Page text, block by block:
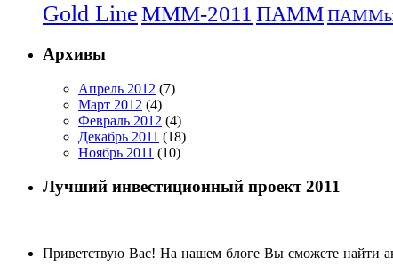
Gold LineМММ-2011 ПАММПАММы
Архивы
Апрель 2012 (7)
Март 2012 (4)
Февраль 2012 (4)
Декабрь 2011 (18)
Ноябрь 2011 (10)
Лучший инвестиционный проект 2011
Приветствую Вас! На нашем блоге Вы сможете найти